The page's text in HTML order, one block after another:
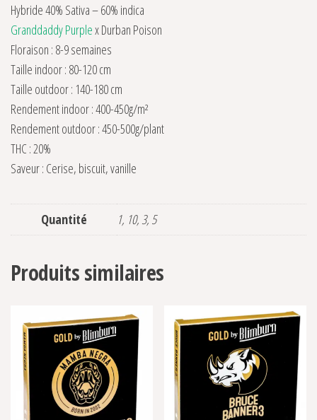
Hybride 40% Sativa – 60% indica
Granddaddy Purplex Durban Poison
Floraison : 8-9 semaines
Taille indoor : 80-120 cm
Taille outdoor : 140-180 cm
Rendement indoor : 400-450g/m²
Rendement outdoor : 450-500g/plant
THC : 20%
Saveur : Cerise, biscuit, vanille
Quantité 1, 10, 3, 5
Produits similaires